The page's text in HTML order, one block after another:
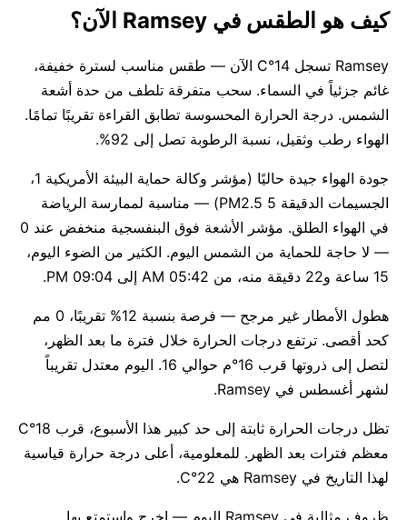
كيف هو الطقس في Ramsey الآن؟
Ramsey تسجل 14°C الآن — طقس مناسب لسترة خفيفة،
غائم جزئياً في السماء. سحب متفرقة تلطف من حدة أشعة
الشمس. درجة الحرارة المحسوسة تطابق القراءة تقريبًا تمامًا.
الهواء رطب وثقيل، نسبة الرطوبة تصل إلى 92%.
جودة الهواء جيدة حاليًا (مؤشر وكالة حماية البيئة الأمريكية 1،
الجسيمات الدقيقة PM2.5 5) — مناسبة لممارسة الرياضة
في الهواء الطلق. مؤشر الأشعة فوق البنفسجية منخفض عند 0
— لا حاجة للحماية من الشمس اليوم. الكثير من الضوء اليوم،
15 ساعة و22 دقيقة منه، من 05:42 AM إلى 09:04 PM.
هطول الأمطار غير مرجح — فرصة بنسبة 12% تقريبًا، 0 مم
كحد أقصى. ترتفع درجات الحرارة خلال فترة ما بعد الظهر،
لتصل إلى ذروتها قرب 16°م حوالي 16. اليوم معتدل تقريباً
لشهر أغسطس في Ramsey.
تظل درجات الحرارة ثابتة إلى حد كبير هذا الأسبوع، قرب 18°C
معظم فترات بعد الظهر. للمعلومية، أعلى درجة حرارة قياسية
لهذا التاريخ في Ramsey هي 22°C.
ظروف مثالية في Ramsey اليوم — اخرج واستمتع بها.